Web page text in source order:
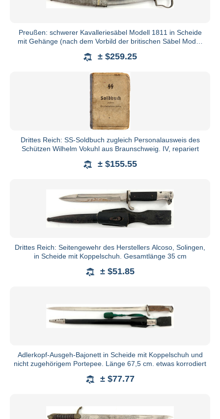
Preußen: schwerer Kavalleriesäbel Modell 1811 in Scheide
mit Gehänge (nach dem Vorbild der britischen Säbel Modell
± $259.25
Drittes Reich: SS-Soldbuch zugleich Personalausweis des
Schützen Wilhelm Vokuhl aus Braunschweig. IV, repariert
± $155.55
Drittes Reich: Seitengewehr des Herstellers Alcoso, Solingen,
in Scheide mit Koppelschuh. Gesamtlänge 35 cm
± $51.85
Adlerkopf-Ausgeh-Bajonett in Scheide mit Koppelschuh und
nicht zugehörigem Portepee. Länge 67,5 cm. etwas korrodiert
± $77.77